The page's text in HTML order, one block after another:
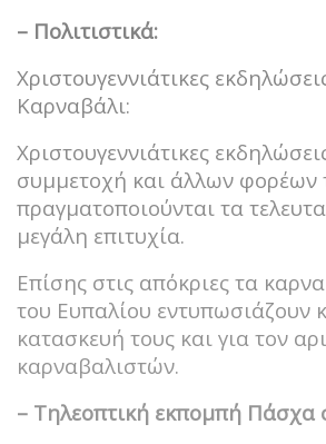
– Πολιτιστικά:
Χριστουγεννιάτικες
Καρναβάλι:
Χριστουγεννιάτικες
συμμετοχή και άλλων φορέων
πραγματοποιούνται τα
μεγάλη επιτυχία.
Επίσης στις απόκριες τα
του Ευπαλίου εντυπωσιάζουν
κατασκευή τους και για τον
καρναβαλιστών.
– Τηλεοπτική εκπομπή Πάσχα